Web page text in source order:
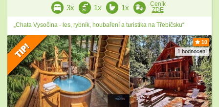
3x 1x 1x
Ceník
ZDE
„Chata Vysočina - les, rybník, houbaření a turistika na Třebíčsku“
10
1 hodnocení